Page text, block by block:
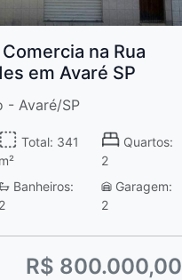
na Rua
em Avaré SP
- Avaré/SP
Total: 341
m²
Quartos:
2
Banheiros:
2
Garagem:
2
R$ 800.000,00